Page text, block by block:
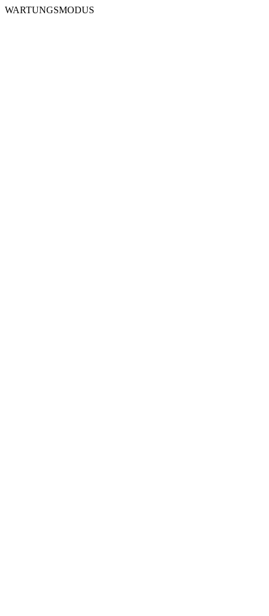
WARTUNGSMODUS